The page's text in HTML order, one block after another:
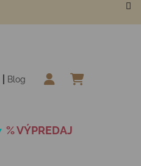
Blog
% VÝPREDAJ